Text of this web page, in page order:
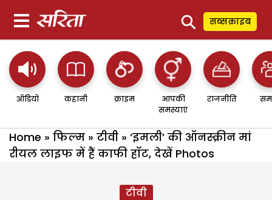
⚲ सब्सक्राइब
ऑडियो कहानी क्राइम
आपकी
समस्याएं
राजनीति
Home » फिल्म » टीवी » ‘इमली’ की ऑनस्क्रीन मां
रीयल लाइफ में हैं काफी हॉट, देखें Photos
टीवी